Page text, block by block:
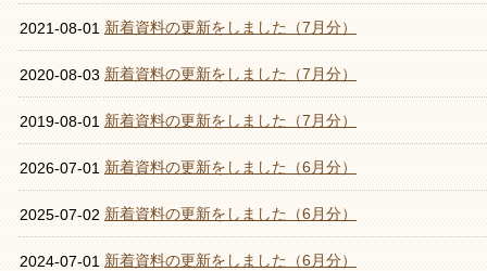
2021-08-01 新着資料の更新をしました（7月分）
2020-08-03 新着資料の更新をしました（7月分）
2019-08-01 新着資料の更新をしました（7月分）
2026-07-01 新着資料の更新をしました（6月分）
2025-07-02 新着資料の更新をしました（6月分）
2024-07-01 新着資料の更新をしました（6月分）